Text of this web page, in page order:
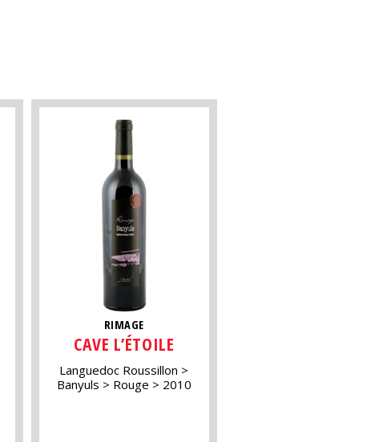
RIMAGE
CAVE L’ÉTOILE
Languedoc Roussillon
Banyuls
Rouge 2010